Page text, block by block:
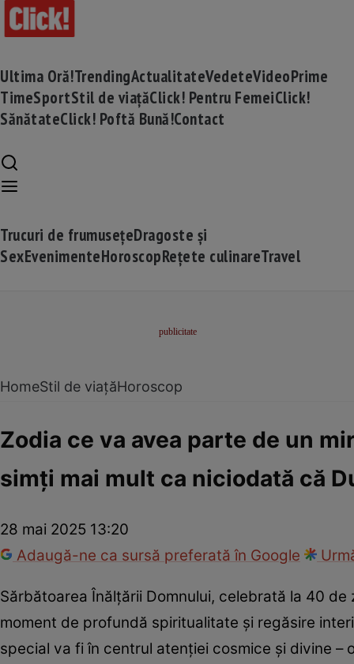
Ultima Oră!TrendingActualitateVedeteVideoPrime
TimeSportStil de viațăClick! Pentru FemeiClick!
SănătateClick! Poftă Bună!Contact
Trucuri de frumusețeDragoste și
SexEvenimenteHoroscopRețete culinareTravel
HomeStil de viațăHoroscop
Zodia ce va avea parte de un
simți mai mult ca niciodată că
28 mai 2025 13:20
Adaugă-ne ca sursă preferată în Google
Sărbătoarea Înălțării Domnului, celebrată la 40
moment de profundă spiritualitate și regăsire
special va fi în centrul atenției cosmice și divine –